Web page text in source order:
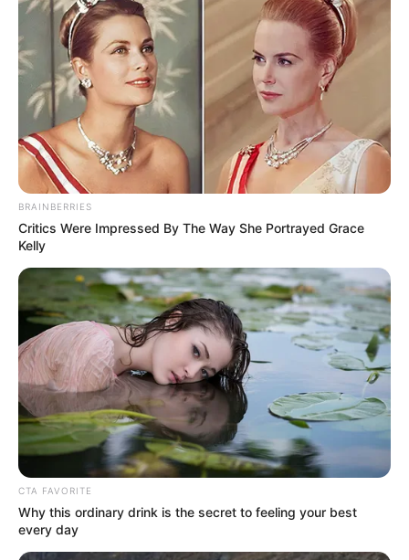
ΑΠΟΨΕΙΣ ΡΟΗ ΤΩΝ ΑΡΘΡΩΝ
Κάψτε Νερό κι Όχι Βενζίνη
Κάψτε Νερό κι Όχι Βενζίνη. Δεν έχει σημασία για τους
«ειδικούς», ότι υπάρχουν πάνω από 10.000 πατέντες για
οικονομία καυσίμου, εκ των οποίων καμία δεν...
ΚΟΙΝΩΝΙΚΑ ΔΙΚΤΥΑ
FACEBOOK ΑΡΈΣΕΙ
YOUTUBE
EMAIL ΑΚΟΛΟΥΘΉΣΤΕ
BRAINBERRIES
Critics Were Impressed By The Way She Portrayed Grace
Kelly
CTA FAVORITE
Why this ordinary drink is the secret to feeling your best
every day